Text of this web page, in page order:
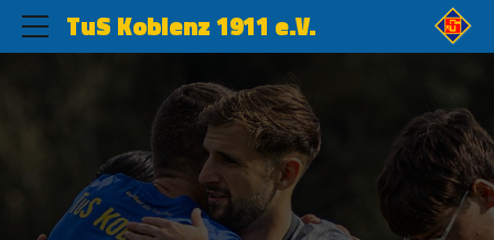
TuS Koblenz 1911 e.V.